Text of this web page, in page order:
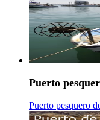
Puerto
Puerto pesquero